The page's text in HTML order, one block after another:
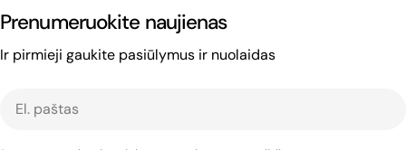
Prenumeruokite naujienas
Ir pirmieji gaukite pasiūlymus ir nuolaidas
paštas